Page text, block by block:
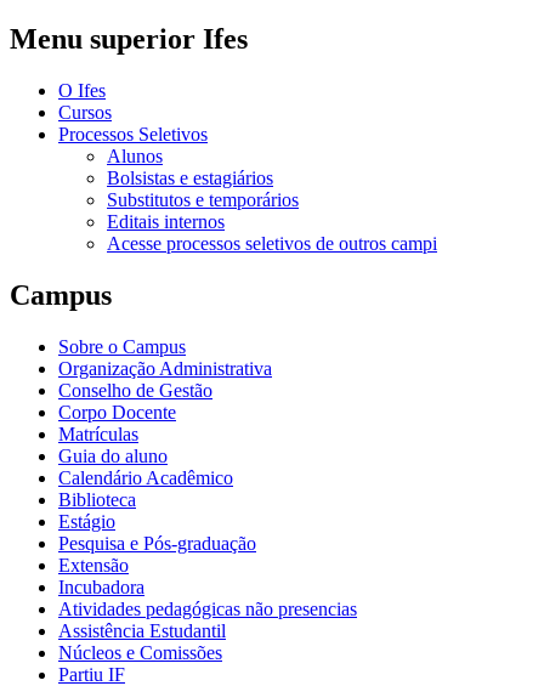
Menu superior Ifes
O Ifes
Cursos
Processos Seletivos
Alunos
Bolsistas e estagiários
Substitutos e temporários
Editais internos
Acesse processos seletivos de outros campi
Campus
Sobre o Campus
Organização Administrativa
Conselho de Gestão
Corpo Docente
Matrículas
Guia do aluno
Calendário Acadêmico
Biblioteca
Estágio
Pesquisa e Pós-graduação
Extensão
Incubadora
Atividades pedagógicas não presencias
Assistência Estudantil
Núcleos e Comissões
Partiu IF